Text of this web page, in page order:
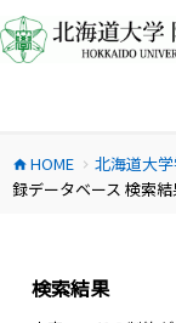
ン
テ
ス
キ
home HOME chevron_right 北海道大
録データベース 検索
検索結果